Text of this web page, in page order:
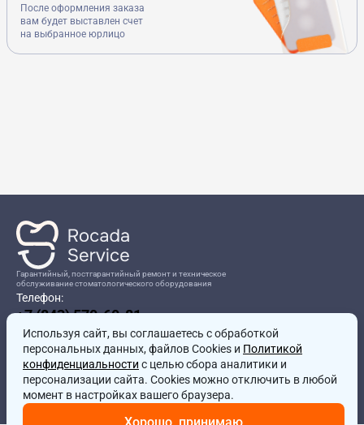
После оформления заказа
вам будет выставлен счет
на выбранное юрлицо
Гарантийный, постгарантийный ремонт и техническое
обслуживание стоматологического оборудования
Телефон:
+7 (843) 570-60-81
Режим работы:8:00-17:00
Адрес:
г.Казань, ул.Проспект Победы, д.204в
Почта:
service@rocadamed.ru
Используя сайт, вы соглашаетесь с обработкой
персональных данных, файлов Cookies и Политикой
конфиденциальности с целью сбора аналитики и
персонализации сайта. Cookies можно отключить в любой
момент в настройках вашего браузера.